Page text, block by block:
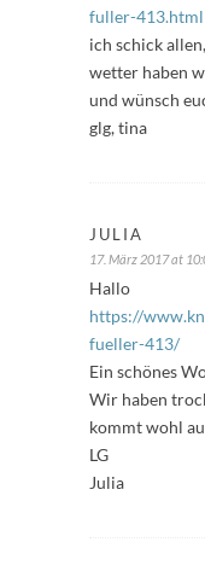
fuller-413.html
ich schick
wetter haben
und wünsch
glg, tina
JULIA
17. März 2017 at
Hallo
https://
fueller-413/
Ein schönes
Wir haben
kommt wohl
LG
Julia